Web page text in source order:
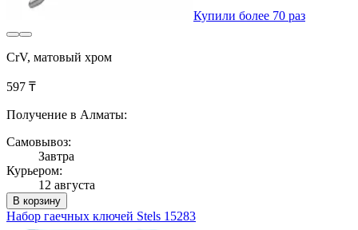
Купили более 70 раз
CrV, матовый хром
597 ₸
Получение в Алматы:
Самовывоз:
Завтра
Курьером:
12 августа
В корзину
Набор гаечных ключей Stels 15283